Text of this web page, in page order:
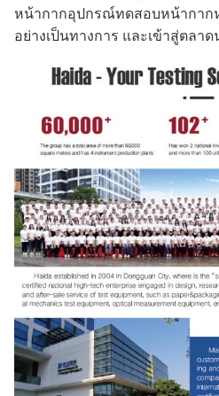
หน้ากากอุปกรณ์ทดสอบหน้ากาก
อย่างเป็นทางการ และเข้าสู่ตลา